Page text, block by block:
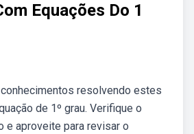
Equações Do 1
resolvendo estes
de 1º grau. Verifique o
e aproveite para revisar o